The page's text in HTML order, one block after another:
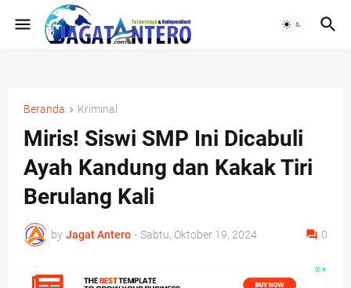
Beranda Kriminal
Miris! Siswi SMP Ini Dicabuli
Ayah Kandung dan Kakak Tiri
Berulang Kali
by Jagat Antero - Sabtu, Oktober 19, 2024 0